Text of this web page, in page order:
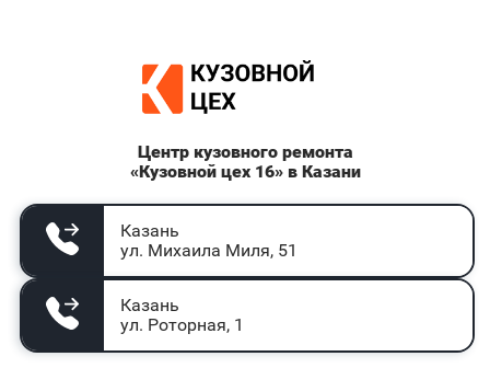
Центр кузовного ремонта
«Кузовной цех 16» в Казани
Казань
ул. Михаила Миля, 51
Казань
ул. Роторная, 1